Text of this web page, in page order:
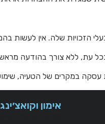
אימון וקואצ׳ינג